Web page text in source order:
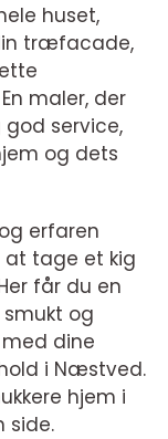
huset,
træfacade,
maler, der
service,
og dets
erfaren
tage et kig
får du en
og
dine
i Næstved.
hjem i
side.